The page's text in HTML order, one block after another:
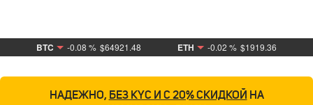
BTC -0.08 % $64921.48 ETH -0.02 % $1919.36
НАДЕЖНО, БЕЗ KYC И С 20% СКИДКОЙ НА